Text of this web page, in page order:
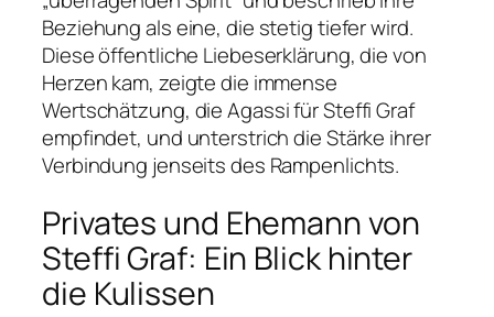
Beziehung als eine, die stetig tiefer wird.
Diese öffentliche Liebeserklärung, die von
Herzen kam, zeigte die immense
Wertschätzung, die Agassi für Steffi Graf
empfindet, und unterstrich die Stärke ihrer
Verbindung jenseits des Rampenlichts.
Privates und Ehemann von
Steffi Graf: Ein Blick hinter
die Kulissen